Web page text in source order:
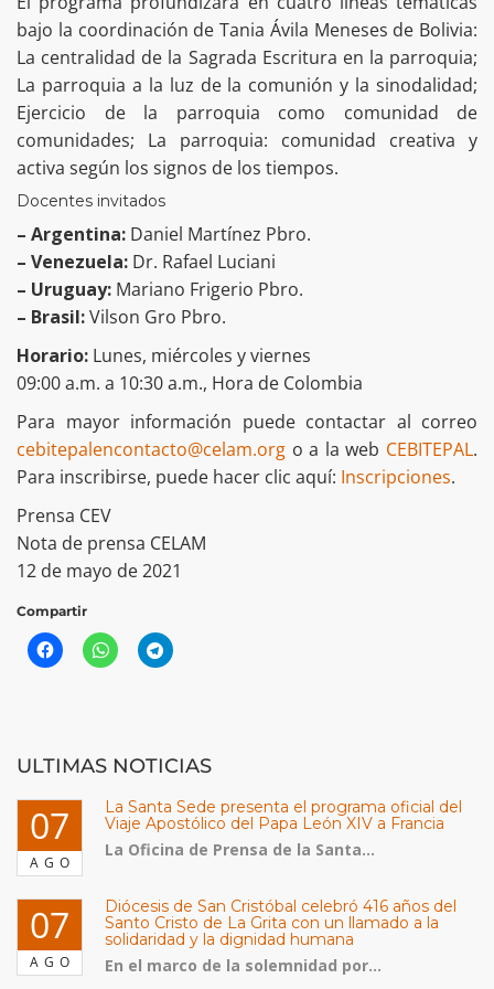
bajo la coordinación de Tania Ávila Meneses de Bolivia:
La centralidad de la Sagrada Escritura en la parroquia;
La parroquia a la luz de la comunión y la sinodalidad;
Ejercicio de la parroquia como comunidad de
comunidades; La parroquia: comunidad creativa y
activa según los signos de los tiempos.
Docentes invitados
– Argentina: Daniel Martínez Pbro.
– Venezuela: Dr. Rafael Luciani
– Uruguay: Mariano Frigerio Pbro.
– Brasil:Vilson Gro Pbro.
Horario: Lunes, miércoles y viernes
09:00 a.m. a 10:30 a.m., Hora de Colombia
Para mayor información puede contactar al correo
cebitepalencontacto@celam.org o a la web CEBITEPAL.
Para inscribirse, puede hacer clic aquí: Inscripciones.
Prensa CEV
Nota de prensa CELAM
12 de mayo de 2021
Compartir
ULTIMAS NOTICIAS
07
AGO
La Santa Sede presenta el programa oficial del
Viaje Apostólico del Papa León XIV a Francia
La Oficina de Prensa de la Santa...
07
AGO
Diócesis de San Cristóbal celebró 416 años del
Santo Cristo de La Grita con un llamado a la
solidaridad y la dignidad humana
En el marco de la solemnidad por...